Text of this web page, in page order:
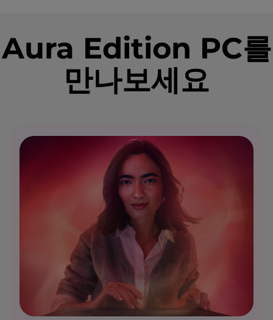
Aura Edition PC를
만나보세요